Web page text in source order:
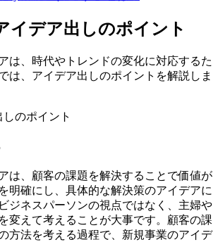
イデア出しのポイント
は、時代やトレンドの変化に対応するた
は、アイデア出しのポイントを解説しま
は、顧客の課題を解決することで価値が
明確にし、具体的な解決策のアイデアに
ジネスパーソンの視点ではなく、主婦や
変えて考えることが大事です。顧客の課
方法を考える過程で、新規事業のアイデ